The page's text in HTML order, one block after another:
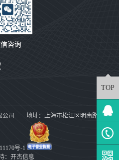
咨询
公司 地址：上海市松江区明南路85号
号-1
： 开杰信息
TOP